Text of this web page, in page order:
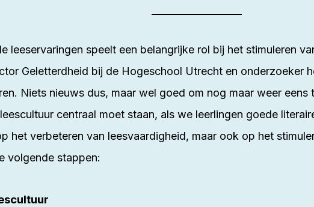
leeservaringen speelt een belangrijke rol bij het stimuleren
Geletterdheid bij de Hogeschool Utrecht en onderzoeker
Niets nieuws dus, maar wel goed om nog maar weer
centraal moet staan, als we leerlingen goede
het verbeteren van leesvaardigheid, maar ook op het
volgende stappen: